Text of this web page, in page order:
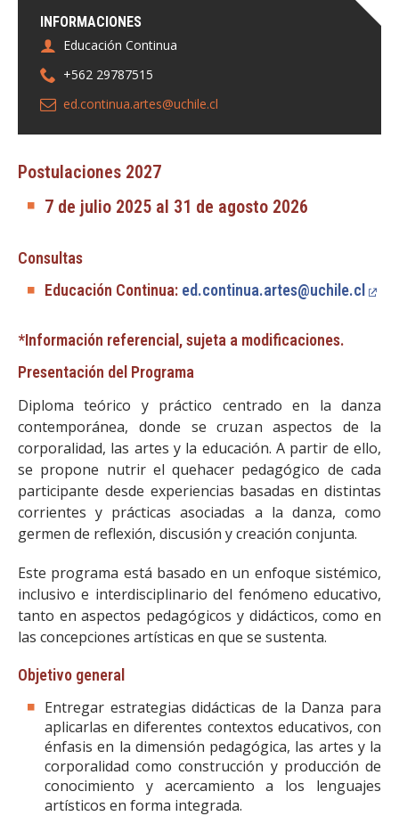
INFORMACIONES
Educación Continua
+562 29787515
ed.continua.artes@uchile.cl
Postulaciones 2027
7 de julio 2025 al 31 de agosto 2026
Consultas
Educación Continua: ed.continua.artes@uchile.cl
*Información referencial, sujeta a modificaciones.
Presentación del Programa
Diploma teórico y práctico centrado en la danza
contemporánea, donde se cruzan aspectos de la
corporalidad, las artes y la educación. A partir de ello,
se propone nutrir el quehacer pedagógico de cada
participante desde experiencias basadas en distintas
corrientes y prácticas asociadas a la danza, como
germen de reflexión, discusión y creación conjunta.
Este programa está basado en un enfoque sistémico,
inclusivo e interdisciplinario del fenómeno educativo,
tanto en aspectos pedagógicos y didácticos, como en
las concepciones artísticas en que se sustenta.
Objetivo general
Entregar estrategias didácticas de la Danza para
aplicarlas en diferentes contextos educativos, con
énfasis en la dimensión pedagógica, las artes y la
corporalidad como construcción y producción de
conocimiento y acercamiento a los lenguajes
artísticos en forma integrada.